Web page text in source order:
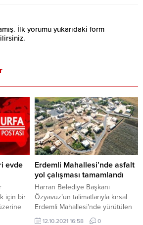
İlk yorumu yukarıdaki form
evde
için bir
Erdemli Mahallesi’nde asfalt
yol çalışması tamamlandı
Harran Belediye Başkanı
Özyavuz’un talimatlarıyla kırsal
Erdemli Mahallesi’nde yürütülen
köy içi asfalt yol çalışmaları
12.10.2021 16:58 0